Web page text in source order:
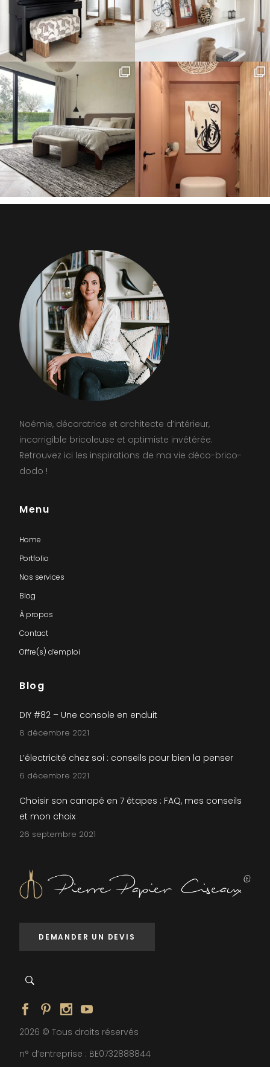
Noémie, décoratrice et architecte d’intérieur,
incorrigible bricoleuse et optimiste invétérée.
Retrouvez ici les inspirations de ma vie déco-brico-
dodo !
Menu
Home
Portfolio
Nos services
Blog
À propos
Contact
Offre(s) d’emploi
Blog
DIY #82 – Une console en enduit
8 décembre 2021
L’électricité chez soi : conseils pour bien la penser
6 décembre 2021
Choisir son canapé en 7 étapes : FAQ, mes conseils
et mon choix
26 septembre 2021
DEMANDER UN DEVIS
2026 © Tous droits réservés
n° d’entreprise : BE0732888844